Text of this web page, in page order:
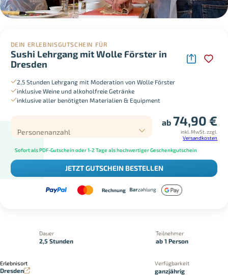
DEIN ERLEBNISGUTSCHEIN FÜR
Sushi Lehrgang mit Wolle Förster in
Dresden
2,5 Stunden Lehrgang mit Moderation von Wolle Förster
inklusive Weine und alkoholfreie Getränke
inklusive aller benötigten Materialien & Equipment
Personenanzahl
ab 74,90 €
inkl. MwSt. zzgl.
Versandkosten
Sofort als PDF-Gutschein oder 1-2 Tage als hochwertiger Geschenkgutschein
JETZT GUTSCHEIN BESTELLEN
Rechnung
Dauer
2,5 Stunden
Teilnehmer
ab 1 Person
Erlebnisort
Dresden
Verfügbarkeit
ganzjährig